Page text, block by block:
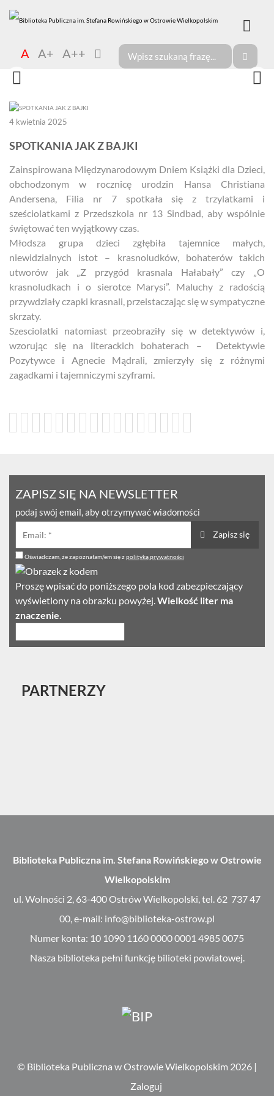
A A+ A++
4 kwietnia 2025
SPOTKANIA JAK Z BAJKI
Zainspirowana Międzynarodowym Dniem Książki dla Dzieci,
obchodzonym w rocznicę urodzin Hansa Christiana
Andersena, Filia nr 7 spotkała się z trzylatkami i
sześciolatkami z Przedszkola nr 13 Sindbad, aby wspólnie
świętować ten wyjątkowy czas.
Młodsza grupa dzieci zgłębiła tajemnice małych,
niewidzialnych istot – krasnoludków, bohaterów takich
utworów jak „Z przygód krasnala Hałabały” czy „O
krasnoludkach i o sierotce Marysi”. Maluchy z radością
przywdziały czapki krasnali, przeistaczając się w sympatyczne
skrzaty.
Szesciolatki natomiast przeobraziły się w detektywów i,
wzorując się na literackich bohaterach – Detektywie
Pozytywce i Agnecie Mądrali, zmierzyły się z różnymi
zagadkami i tajemniczymi szyframi.
ZAPISZ SIĘ NA NEWSLETTER
podaj swój email, aby otrzymywać wiadomości
Zapisz się
Oświadczam, że zapoznałam/em się zpolityką prywatności
Proszę wpisać do poniższego pola kod zabezpieczający
wyświetlony na obrazku powyżej.Wielkość liter ma
znaczenie.
PARTNERZY
Biblioteka Publiczna im. Stefana Rowińskiego w Ostrowie
Wielkopolskim
ul. Wolności 2, 63-400 Ostrów Wielkopolski, tel. 62 737 47
00, e-mail: info@biblioteka-ostrow.pl
Numer konta: 10 1090 1160 0000 0001 4985 0075
Nasza biblioteka pełni funkcję bilioteki powiatowej.
© Biblioteka Publiczna w Ostrowie Wielkopolskim 2026 |
Zaloguj